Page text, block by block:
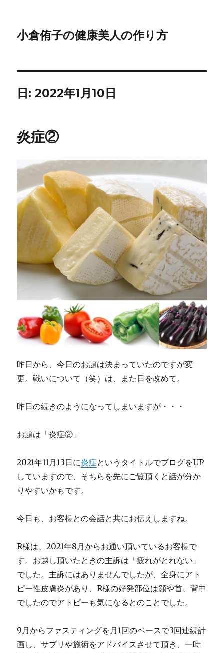
小倉侑子の健康美人の作り方
日:2022年1月10日
炎症②
昨日から、今日のお題は決まっていたのですが変
更。戦いについて（笑）は、また日を改めて。
昨日の続きのようになってしまいますが・・・
お題は「炎症②」
2021年11月13日に炎症というタイトルでブログをUP
していますので、そちらを先にご覧頂くと話が分か
りやすいかもです。
今日も、お客様との会話と共にお伝えしますね。
R様は、2021年8月からお通い頂いているお客様で
す。お越し頂いたときの主訴は「疲れがとれない」
でした。主訴にはありませんでしたが、全身にアト
ピー性皮膚炎があり、R様の好発部位は顔や首、背中
でしたのでアトピーも気になるとのことでした。
9月からファスティングを月1回のペースで3回連続計
画し、サプリや施術をアドバイスさせて頂き、一時